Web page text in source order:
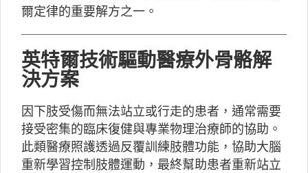
爾定律的重要解方之一。
英特爾技術驅動醫療外骨骼解
決方案
因下肢受傷而無法站立或行走的患者，通常需要
接受密集的臨床復健與專業物理治療師的協助。
此類醫療照護透過反覆訓練肢體功能，協助大腦
重新學習控制肢體運動，最終幫助患者重新站立